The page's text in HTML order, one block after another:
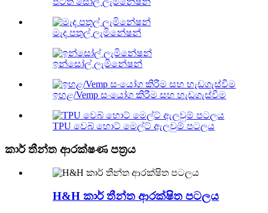
මැද පතුල් ලැමිනේෂන්
ඉන්සෝල් ලැමිනේෂන්
ඉහළ/Vemp සංයෝග කිරීම සහ හැඩගැස්වීම
TPU වෙබ් හොට් මෙල්ට් ඇලවුම් පටලය
කාර් තීන්ත ආරක්ෂණ පත්‍රය
H&H කාර් තීන්ත ආරක්ෂිත පටලය